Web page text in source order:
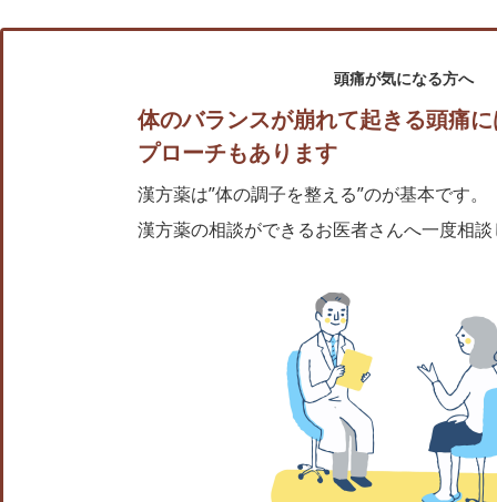
頭痛が気になる方へ
体のバランスが崩れて起きる頭痛
プローチもあります
漢方薬は”体の調子を整える”のが基本です。
漢方薬の相談ができるお医者さんへ一度相